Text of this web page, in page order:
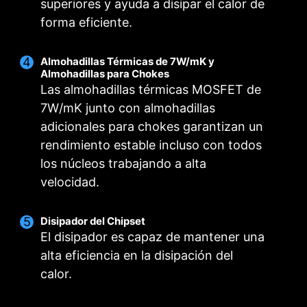
superiores y ayuda a disipar el calor de
forma eficiente.
Almohadillas Térmicas de 7W/mK y
Almohadillas para Chokes
Las almohadillas térmicas MOSFET de
7W/mK junto con almohadillas
adicionales para chokes garantizan un
rendimiento estable incluso con todos
los núcleos trabajando a alta
velocidad.
Disipador del Chipset
El disipador es capaz de mantener una
alta eficiencia en la disipación del
calor.
PARA DISIPADOR DE
CPU
PARA
REFRIGERACIÓN
LÍQUIDA
Entrega de energía 3A
Guarda hasta 5 perfiles para múltiples
ocasiones
Ventilador Inteligente
Permite a los usuarios cambiar la curva de
temperatura con los 4 puntos proporcionados
Ventilador Manual
Permite a los usuarios cambiar manualmente la
temperatura a un porcentaje establecido
Seguir el Modo MSI Center
Ajusta la configuración del ventilador de
acuerdo con el modo seleccionado en Escenario
de Usuario
Modo BIOS
Ajusta la configuración del ventilador en la BIOS
Personalizado por el Usuario